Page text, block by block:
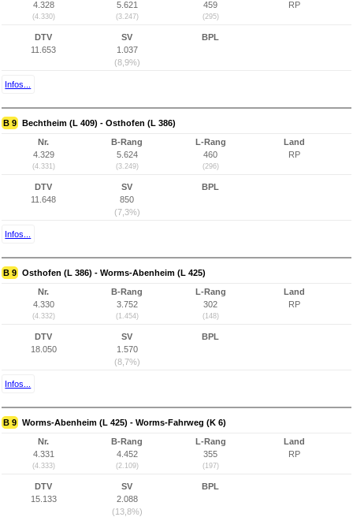
4.328
(4.330)
5.621
(3.247)
459
(295)
RP
DTV
11.653
SV
1.037
(8,9%)
BPL
Infos...
B 9 Bechtheim (L 409) - Osthofen (L 386)
Nr.
4.329
(4.331)
B-Rang
5.624
(3.249)
L-Rang
460
(296)
Land
RP
DTV
11.648
SV
850
(7,3%)
BPL
Infos...
B 9 Osthofen (L 386) - Worms-Abenheim (L 425)
Nr.
4.330
(4.332)
B-Rang
3.752
(1.454)
L-Rang
302
(148)
Land
RP
DTV
18.050
SV
1.570
(8,7%)
BPL
Infos...
B 9 Worms-Abenheim (L 425) - Worms-Fahrweg (K 6)
Nr.
4.331
(4.333)
B-Rang
4.452
(2.109)
L-Rang
355
(197)
Land
RP
DTV
15.133
SV
2.088
(13,8%)
BPL